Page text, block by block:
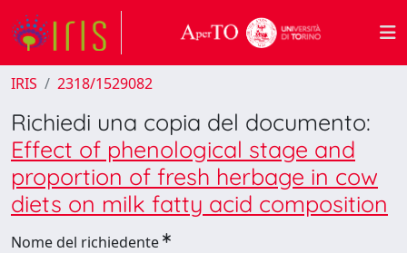
IRIS 2318/1529082
Richiedi una copia del documento:
Effect of phenological stage and
proportion of fresh herbage in cow
diets on milk fatty acid composition
Nome del richiedente